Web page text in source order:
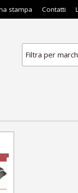
stampa Contatti
Filtra per